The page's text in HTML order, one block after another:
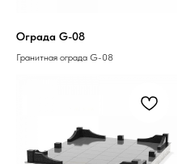
Ограда G-08
Гранитная ограда G-08